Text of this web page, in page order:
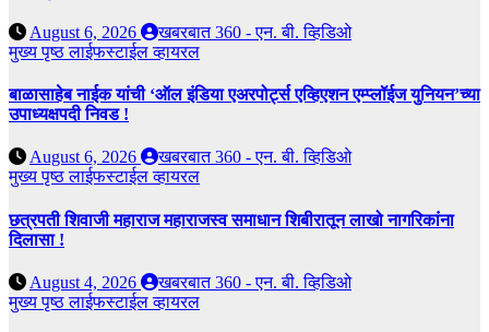
August 6, 2026
खबरबात 360 - एन. बी. व्हिडिओ
मुख्य पृष्ठलाईफस्टाईलव्हायरल
बाळासाहेब नाईक यांची ‘ऑल इंडिया एअरपोर्ट्स एव्हिएशन एम्प्लॉईज युनियन’च्या
उपाध्यक्षपदी निवड !
August 6, 2026
खबरबात 360 - एन. बी. व्हिडिओ
मुख्य पृष्ठलाईफस्टाईलव्हायरल
छत्रपती शिवाजी महाराज महाराजस्व समाधान शिबीरातून लाखो नागरिकांना
दिलासा !
August 4, 2026
खबरबात 360 - एन. बी. व्हिडिओ
मुख्य पृष्ठलाईफस्टाईलव्हायरल